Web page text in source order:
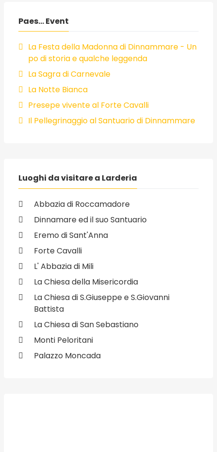
Paes... Event
La Festa della Madonna di Dinnammare - Un
po di storia e qualche leggenda
La Sagra di Carnevale
La Notte Bianca
Presepe vivente al Forte Cavalli
Il Pellegrinaggio al Santuario di Dinnammare
Luoghi da visitare a Larderia
Abbazia di Roccamadore
Dinnamare ed il suo Santuario
Eremo di Sant'Anna
Forte Cavalli
L' Abbazia di Mili
La Chiesa della Misericordia
La Chiesa di S.Giuseppe e S.Giovanni
Battista
La Chiesa di San Sebastiano
Monti Peloritani
Palazzo Moncada